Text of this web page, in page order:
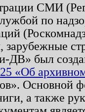
СМИ
по
зарубежные
ДВ» был
«Об
Основной
а также